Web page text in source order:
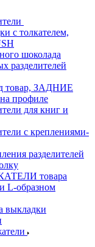
с толкателем,
шоколада
ЗАДНИЕ
профиле
для книг и
с креплениями-
разделителей
товара
L-образном
выкладки